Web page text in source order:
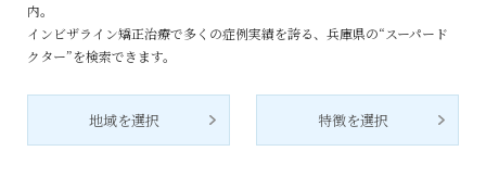
内。
インビザライン矯正治療で多くの症例実績を誇る、兵庫県の“スーパード
クター”を検索できます。
地域を選択 特徴を選択